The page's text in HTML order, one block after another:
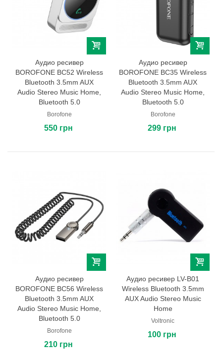
Аудио ресивер
BOROFONE BC52 Wireless
Bluetooth 3.5mm AUX
Audio Stereo Music Home,
Bluetooth 5.0
Borofone
550 грн
Аудио ресивер
BOROFONE BC35 Wireless
Bluetooth 3.5mm AUX
Audio Stereo Music Home,
Bluetooth 5.0
Borofone
299 грн
Аудио ресивер
BOROFONE BC56 Wireless
Bluetooth 3.5mm AUX
Audio Stereo Music Home,
Bluetooth 5.0
Borofone
210 грн
Аудио ресивер LV-B01
Wireless Bluetooth 3.5mm
AUX Audio Stereo Music
Home
Voltronic
100 грн